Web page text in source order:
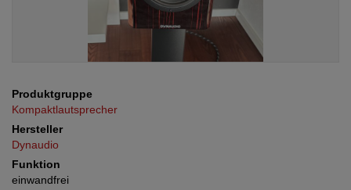
Produktgruppe
Kompaktlautsprecher
Hersteller
Dynaudio
Funktion
einwandfrei